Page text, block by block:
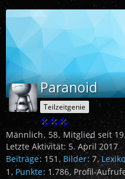
Paranoid
Teilzeitgenie
Männlich 58 Mitglied seit
Letzte Aktivität: 5. April 2017
Beiträge 151 Bilder 7
1 Punkte 1.786 Profil-